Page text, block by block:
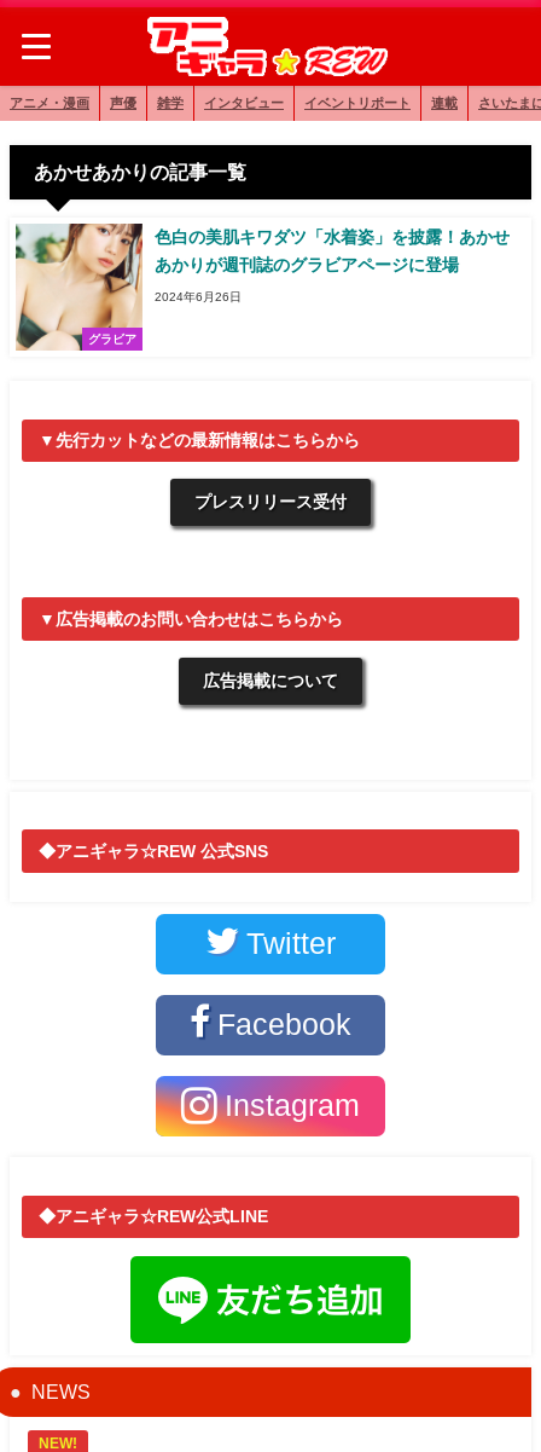
アニメ・漫画 声優 雑学 インタビュー イベントリポート 連載 さいたま
あかせあかりの記事一覧
グラビア
色白の美肌キワダツ「水着姿」を披露！あかせ
あかりが週刊誌のグラビアページに登場
2024年6月26日
▼先行カットなどの最新情報はこちらから
プレスリリース受付
▼広告掲載のお問い合わせはこちらから
広告掲載について
◆アニギャラ☆REW 公式SNS
Twitter
Facebook
Instagram
◆アニギャラ☆REW公式LINE
NEWS
NEW!